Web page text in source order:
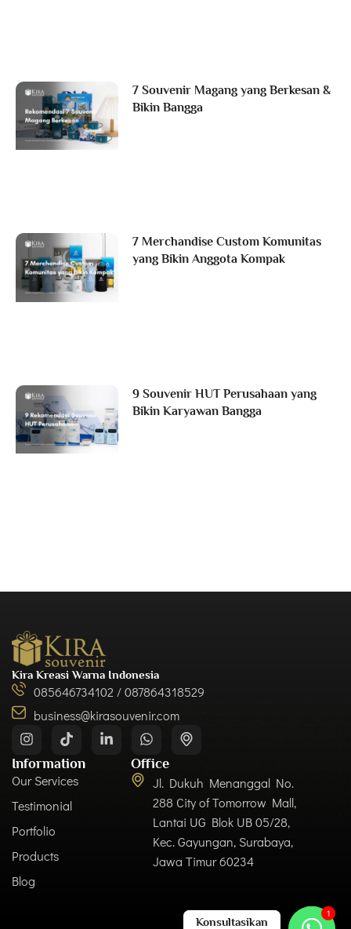
7 Souvenir Magang yang Berkesan &
Bikin Bangga
7 Merchandise Custom Komunitas
yang Bikin Anggota Kompak
9 Souvenir HUT Perusahaan yang
Bikin Karyawan Bangga
Kira Kreasi Warna Indonesia
085646734102 / 087864318529
business@kirasouvenir.com
Information
Our Services
Testimonial
Portfolio
Products
Blog
Office
Jl. Dukuh Menanggal No.
288 City of Tomorrow Mall,
Lantai UG Blok UB 05/28,
Kec. Gayungan, Surabaya,
Jawa Timur 60234